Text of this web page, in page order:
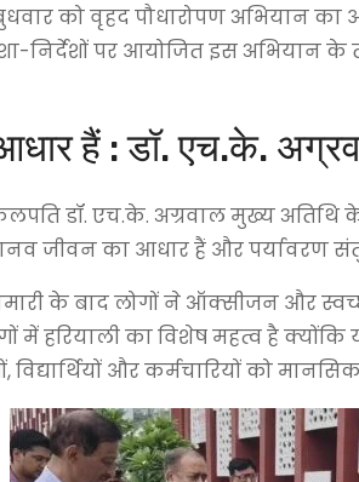
को वृहद पौधारोपण अभियान का
निर्देशों पर आयोजित इस अभियान के
हैं : डॉ. एच.के.
कुलपति डॉ. एच.के. अग्रवाल मुख्य
जीवन का आधार हैं और पर्यावरण
के बाद लोगों ने ऑक्सीजन और
में हरियाली का विशेष महत्व है
और कर्मचारियों को